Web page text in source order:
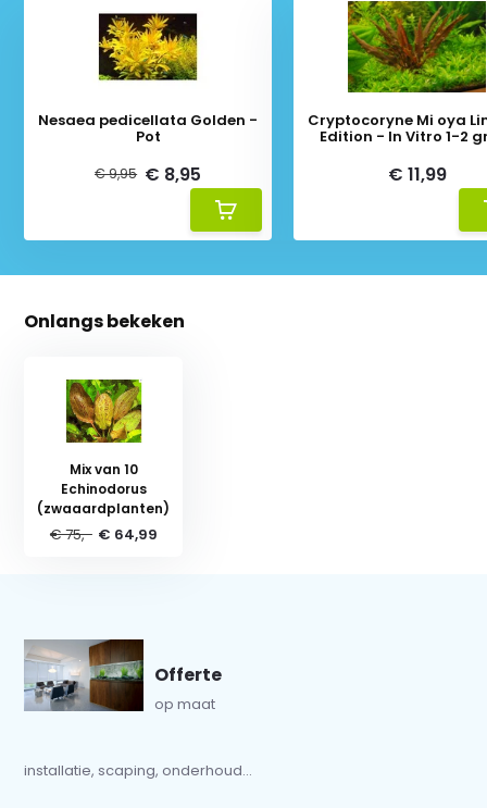
Nesaea pedicellata Golden -
Pot
€ 9,95 € 8,95
Cryptocoryne Mi oya
Edition - In Vitro 1-2
€ 11,99
Onlangs bekeken
Mix van 10
Echinodorus
(zwaaardplanten)
€ 75,- € 64,99
Offerte
op maat
installatie, scaping, onderhoud...